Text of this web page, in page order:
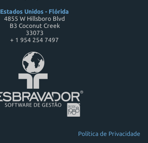
Estados Unidos - Flórida
4855 W Hillsboro Blvd
B3 Coconut Creek
33073
+ 1 954 254 7497
Política de Privacidade